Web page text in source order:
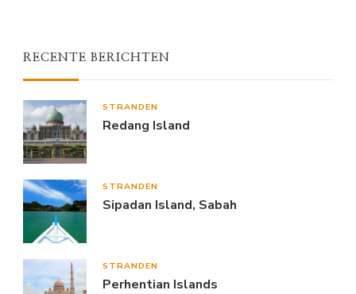
RECENTE BERICHTEN
STRANDEN
Redang Island
STRANDEN
Sipadan Island, Sabah
STRANDEN
Perhentian Islands